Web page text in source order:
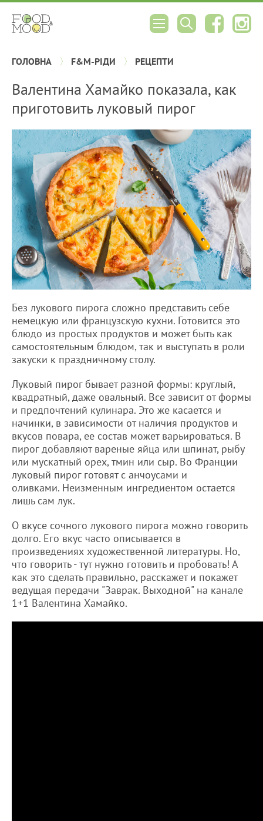
ГОЛОВНА F&M-РІДИ РЕЦЕПТИ
Валентина Хамайко показала, как
приготовить луковый пирог
Без лукового пирога сложно представить себе
немецкую или французскую кухни. Готовится это
блюдо из простых продуктов и может быть как
самостоятельным блюдом, так и выступать в роли
закуски к праздничному столу.
Луковый пирог бывает разной формы: круглый,
квадратный, даже овальный. Все зависит от формы
и предпочтений кулинара. Это же касается и
начинки, в зависимости от наличия продуктов и
вкусов повара, ее состав может варьироваться. В
пирог добавляют вареные яйца или шпинат, рыбу
или мускатный орех, тмин или сыр. Во Франции
луковый пирог готовят с анчоусами и
оливками. Неизменным ингредиентом остается
лишь сам лук.
О вкусе сочного лукового пирога можно говорить
долго. Его вкус часто описывается в
произведениях художественной литературы. Но,
что говорить - тут нужно готовить и пробовать! А
как это сделать правильно, расскажет и покажет
ведущая передачи "Заврак. Выходной" на канале
1+1 Валентина Хамайко.